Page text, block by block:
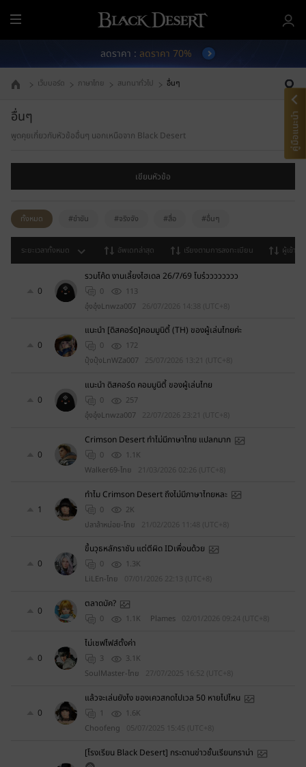
เ
ม
ทั้
ง
ห
ม
ด
ลดราคา : ลดราคา 70%
ไปที่หน้าหลัก เว็บบอร์ด ภาษาไทย สนทนาทั่วไป อื่นๆ
อื่นๆ
พูดคุยเกี่ยวกับหัวข้ออื่นๆ นอกเหนือจาก Black Desert
เขียนหัวข้อ
ทั้งหมด #ขำขัน #จริงจัง #สื่อ #อื่นๆ
อัพเดทล่าสุด เรียงตามการลงทะเบียน ผู้เข้าชม
ระยะเวลาทั้งหมด
0
รวมโค้ด งานเลี้ยงไฮเดล 26/7/69 โบร๋วววววววว
0
113
อุ๋งอุ๋งLnwza007
26/07/2026 14:38 (UTC+8)
0
แนะนำ [ดิสคอร์ด]คอมมูนิตี้ (TH) ของผู้เล่นไทยค่ะ
0
172
ปุ๋งปุ๋งLnWZa007
25/07/2026 13:21 (UTC+8)
0
แนะนำ ดิสคอร์ด คอมมูนิตี้ ของผู้เล่นไทย
0
257
อุ๋งอุ๋งLnwza007
22/07/2026 23:21 (UTC+8)
0
Crimson Desert ทำไม่มีภาษาไทย แปลกมาก
0
1.1K
Walker69-ไทย
21/03/2026 02:26 (UTC+8)
1
ทำไม Crimson Desert ถึงไม่มีภาษาไทยหละ
0
2K
ปลาล้าหน่อย-ไทย
21/02/2026 11:48 (UTC+8)
0
ขึ้นวุธหลักราชัน แต่ตีผิด IDเพื่อนด้วย
0
1.3K
LiLEn-ไทย
07/01/2026 22:13 (UTC+8)
0
ตลาดบัค?
0 1.1K Plames 02/01/2026 09:24 (UTC+8)
0
ไม่เซฟไฟส์ตั้งค่า
3
3.1K
SoulMaster-ไทย
27/07/2025 16:52 (UTC+8)
0
แล้วจะเล่นยังไง ของเควสกดไปเวล 50 หายไปไหน
1
1.6K
Choofeng
05/07/2025 15:45 (UTC+8)
[โรงเรียน Black Desert] กระดานข่าวชั้นเรียนกราน่า
คู่มือแนะนำ